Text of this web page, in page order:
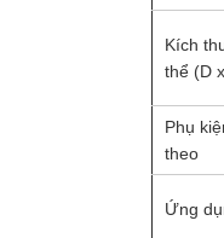
Kích
thể (D
Phụ
theo
Ứng